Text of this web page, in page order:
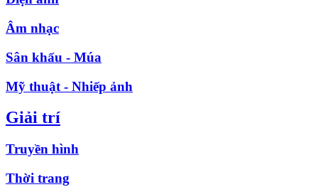
Âm nhạc
Sân khấu - Múa
Mỹ thuật - Nhiếp ảnh
Giải trí
Truyền hình
Thời trang